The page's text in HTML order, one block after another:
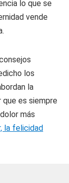
lo que se
vende
los
la
que es siempre
más
la felicidad